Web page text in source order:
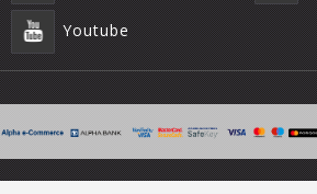
Youtube